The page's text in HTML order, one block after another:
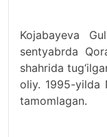
Kojabayeva
sentyabrda
shahridа
oliy. 1995-yilda
tаmomlаgаn.